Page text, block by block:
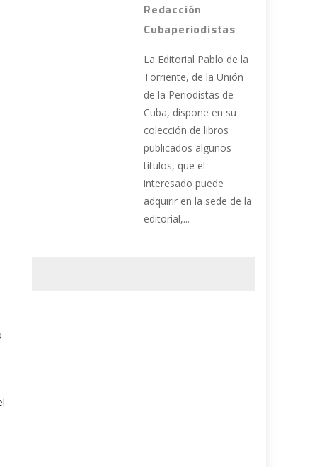
Redacción
Cubaperiodistas
La Editorial Pablo de la
Torriente, de la Unión
de la Periodistas de
Cuba, dispone en su
colección de libros
publicados algunos
títulos, que el
interesado puede
adquirir en la sede de la
editorial,...